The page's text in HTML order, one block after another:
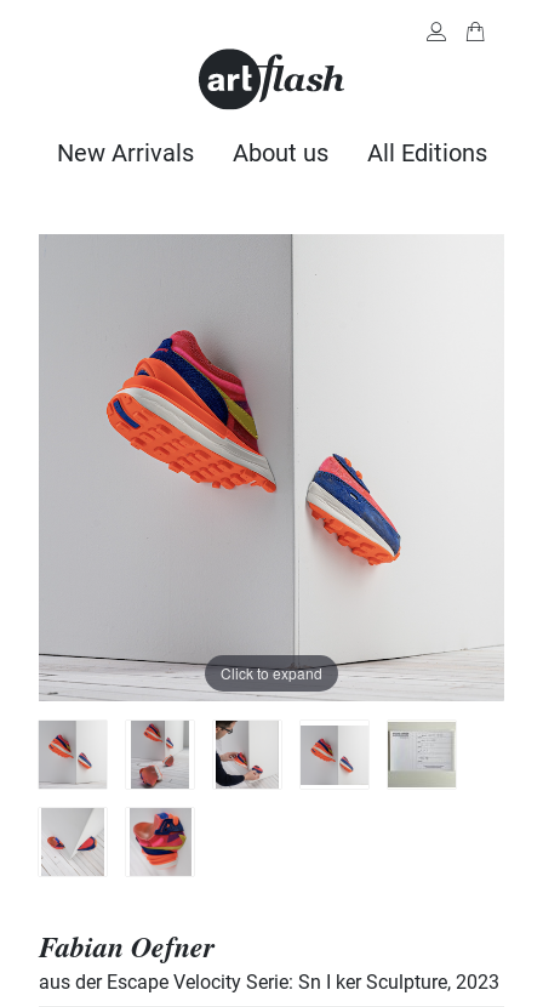
New Arrivals About us All Editions
Click to expand
Fabian Oefner
aus der Escape Velocity Serie: Sn I ker Sculpture, 2023